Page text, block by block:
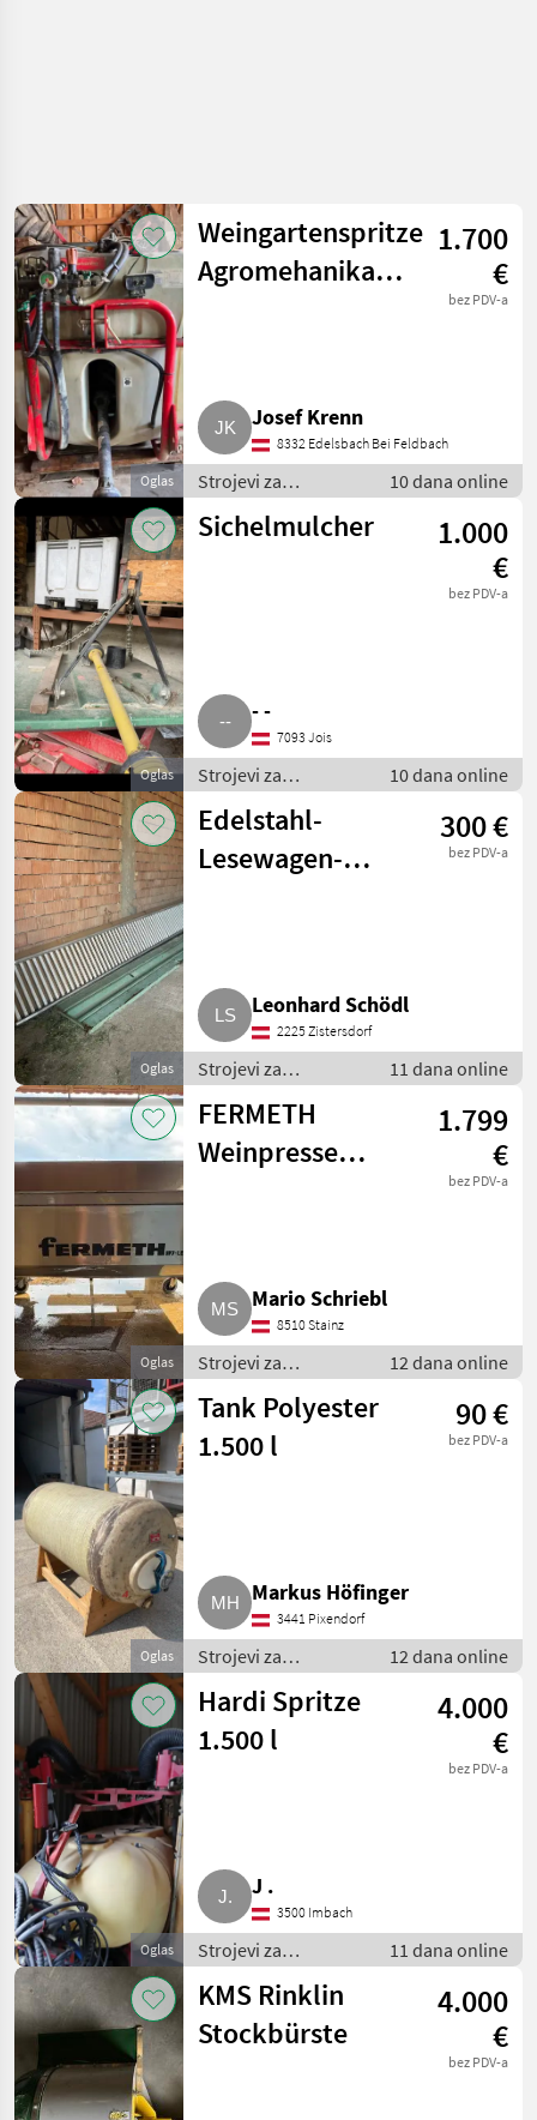
Oglas
Weingartenspritze
Agromehanika
1.700
€
bez PDV-a
Josef Krenn
8332 Edelsbach Bei Feldbach
Strojevi za
vinogradarstvo /
Ostali strojevi za
10 dana online
Oglas
Sichelmulcher
1.000
€
bez PDV-a
- -
7093 Jois
Strojevi za
vinogradarstvo /
Ostali strojevi za
vinogradarstvo
10 dana online
Oglas
Edelstahl-
Lesewagen-
300 €
bez PDV-a
Leonhard Schödl
2225 Zistersdorf
Strojevi za
vinogradarstvo /
Ostali strojevi za
vinogradarstvo
11 dana online
Oglas
FERMETH
Weinpresse
1.799
€
bez PDV-a
Mario Schriebl
8510 Stainz
Strojevi za
vinogradarstvo /
Ostali strojevi za
vinogradarstvo
12 dana online
Oglas
Tank Polyester
1.500 l
90 €
bez PDV-a
Markus Höfinger
3441 Pixendorf
Strojevi za
vinogradarstvo /
Ostali strojevi za
vinogradarstvo
12 dana online
Oglas
Hardi Spritze
1.500 l
4.000
€
bez PDV-a
J .
3500 Imbach
Strojevi za
vinogradarstvo /
Ostali strojevi za
vinogradarstvo
11 dana online
KMS Rinklin
Stockbürste
4.000
€
bez PDV-a